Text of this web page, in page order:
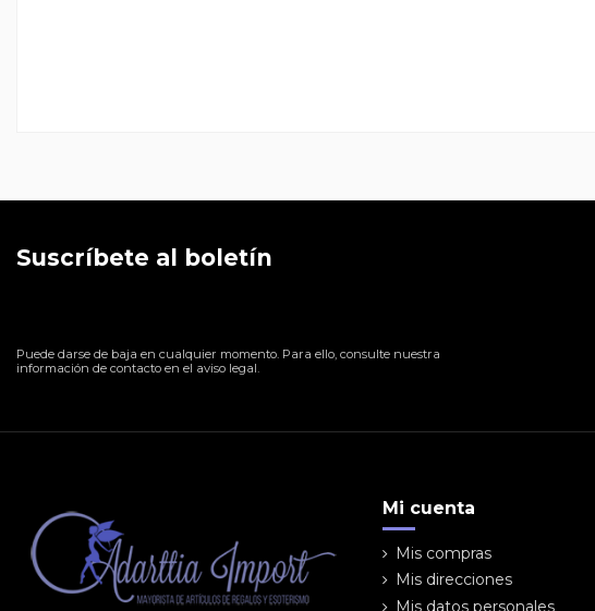
Suscríbete al boletín
Puede darse de baja en cualquier momento. Para ello, consulte nuestra
información de contacto en el aviso legal.
Mi cuenta
Mis compras
Mis direcciones
Mis datos personales